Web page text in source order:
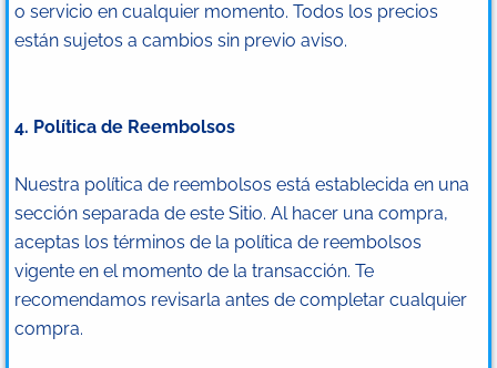
o servicio en cualquier momento. Todos los precios
están sujetos a cambios sin previo aviso.
4. Política de Reembolsos
Nuestra política de reembolsos está establecida en una
sección separada de este Sitio. Al hacer una compra,
aceptas los términos de la política de reembolsos
vigente en el momento de la transacción. Te
recomendamos revisarla antes de completar cualquier
compra.